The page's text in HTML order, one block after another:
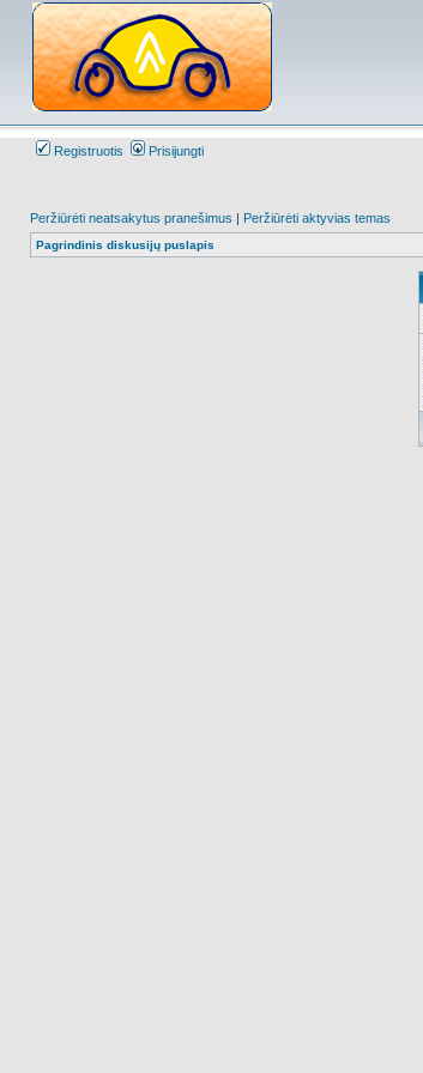
Registruotis Prisijungti
Peržiūrėti neatsakytus pranešimus | Peržiūrėti aktyvias temas
Pagrindinis diskusijų puslapis